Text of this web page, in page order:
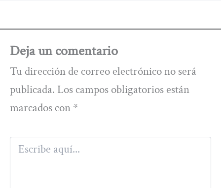
Deja un comentario
Tu dirección de correo electrónico no será
publicada. Los campos obligatorios están
marcados con *
Escribe
aquí...